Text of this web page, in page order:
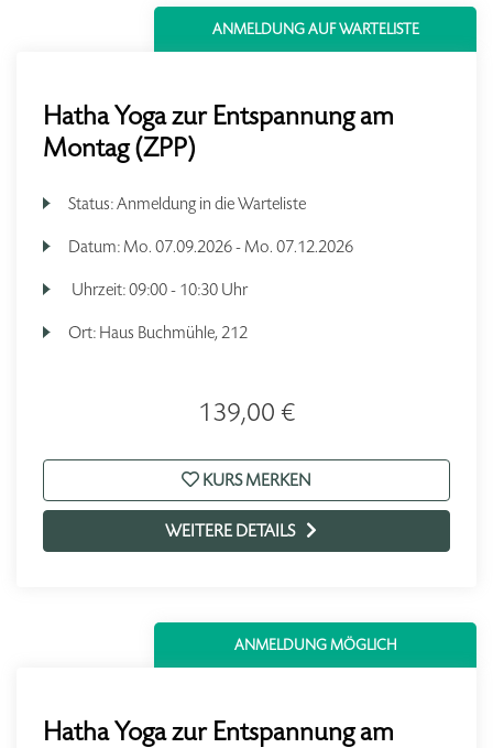
ANMELDUNG AUF WARTELISTE
Hatha Yoga zur Entspannung am
Montag (ZPP)
Status:Anmeldung in die Warteliste
Datum: Mo. 07.09.2026 - Mo. 07.12.2026
Uhrzeit:09:00 - 10:30 Uhr
Ort: Haus Buchmühle, 212
139,00 €
KURS MERKEN
WEITERE DETAILS
ANMELDUNG MÖGLICH
Hatha Yoga zur Entspannung am